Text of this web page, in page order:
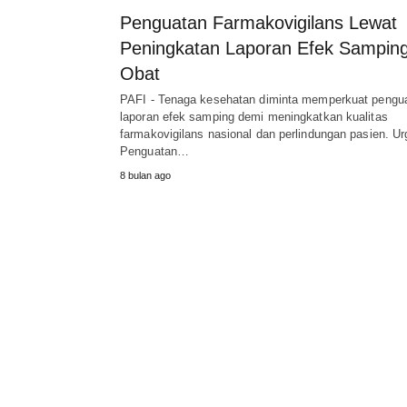
Penguatan Farmakovigilans Lewat
Peningkatan Laporan Efek
Obat
PAFI - Tenaga kesehatan diminta memperkuat
laporan efek samping demi meningkatkan kualitas
farmakovigilans nasional dan perlindungan pasien.
Penguatan…
8 bulan ago